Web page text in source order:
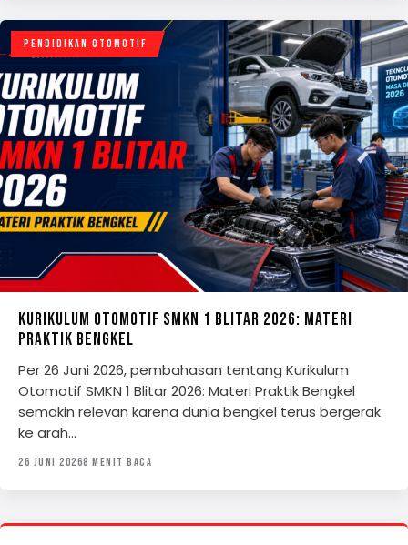
PENDIDIKAN OTOMOTIF
KURIKULUM OTOMOTIF SMKN 1 BLITAR 2026: MATERI
PRAKTIK BENGKEL
Per 26 Juni 2026, pembahasan tentang Kurikulum
Otomotif SMKN 1 Blitar 2026: Materi Praktik Bengkel
semakin relevan karena dunia bengkel terus bergerak
ke arah…
26 JUNI 20268 MENIT BACA